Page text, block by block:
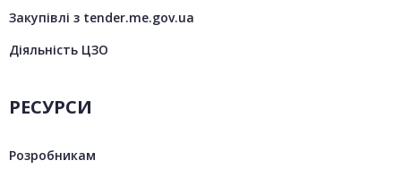
Закупівлі з tender.me.gov.ua
Діяльність ЦЗО
РЕСУРСИ
Розробникам